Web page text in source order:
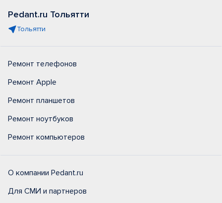
Pedant.ru Тольятти
Тольятти
Ремонт телефонов
Ремонт Apple
Ремонт планшетов
Ремонт ноутбуков
Ремонт компьютеров
О компании Pedant.ru
Для СМИ и партнеров